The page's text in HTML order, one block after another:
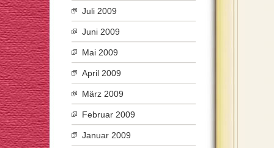
Juli 2009
Juni 2009
Mai 2009
April 2009
März 2009
Februar 2009
Januar 2009